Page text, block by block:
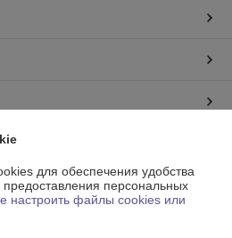
для обеспечения удобства
предоставления персональных
настроить файлы cookies или